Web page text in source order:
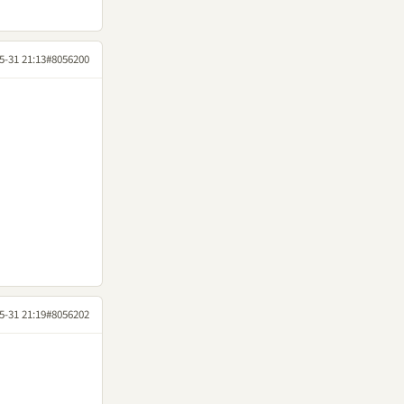
31 21:13#8056200
31 21:19#8056202